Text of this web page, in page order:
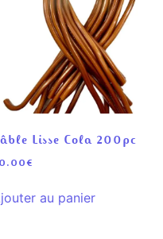
Lisse Cola 200pc
€
au panier